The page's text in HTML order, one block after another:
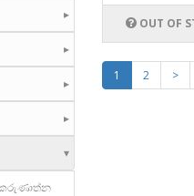
කරුණාත්න
OUT OF
1 2 >